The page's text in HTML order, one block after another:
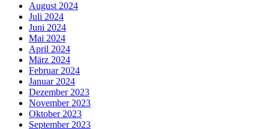
August 2024
Juli 2024
Juni 2024
Mai 2024
April 2024
März 2024
Februar 2024
Januar 2024
Dezember 2023
November 2023
Oktober 2023
September 2023